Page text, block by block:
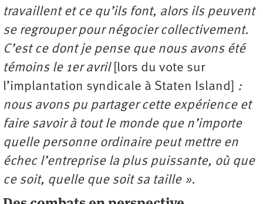
travaillent et ce qu’ils font, alors ils peuvent
se regrouper pour négocier collectivement.
C’est ce dont je pense que nous avons été
témoins le 1eravril[lors du vote sur
l’implantation syndicale à Staten Island]
:
nous avons pu partager cette expérience et
faire savoir à tout le monde que n’importe
quelle personne ordinaire peut mettre en
échec l’entreprise la plus puissante, où que
ce soit, quelle que soit sa taille ».